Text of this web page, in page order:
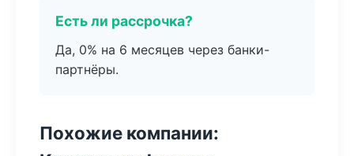
Есть ли рассрочка?
Да, 0% на 6 месяцев через банки-
партнёры.
Похожие компании: